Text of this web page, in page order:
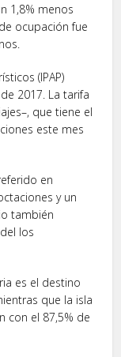
1,8% menos
ocupación fue
(IPAP)
2017. La tarifa
que tiene el
este mes
en
y un
también
los
es el destino
que la isla
con el 87,5% de